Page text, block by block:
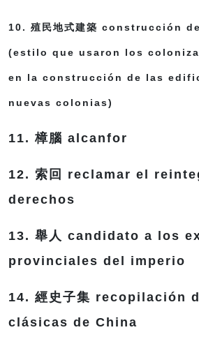
10. 殖民地式建築 construcción
(estilo que usaron los
en la construcción de las
nuevas colonias)
11. 樟腦 alcanfor
12. 索回 reclamar el
derechos
13. 舉人 candidato a los
provinciales del imperio
14. 經史子集 recopilación
clásicas de China